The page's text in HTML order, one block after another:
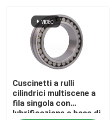
Visita alla fabbrica
Controllo della qualità
Notizie
Cuscinetti a rulli
cilindrici multiscene a
fila singola con
lubrificazione a base di